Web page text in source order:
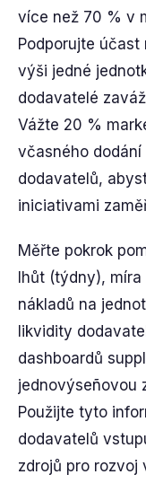
více než 70 % v
Podporujte
výši jedné
dodavatelé
Vážte 20 %
včasného
dodavatelů,
iniciativami
Měřte pokrok
lhůt (týdny),
nákladů na
likvidity
dashboardů
jednovýseñovou
Použijte tyto
dodavatelů
zdrojů pro rozvoj